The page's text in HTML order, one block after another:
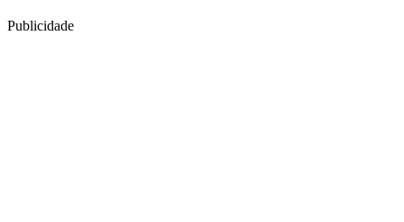
Publicidade